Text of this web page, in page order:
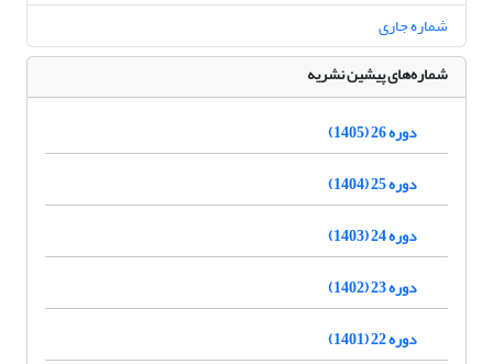
شماره جاری
شماره‌های پیشین نشریه
دوره 26 (1405)
دوره 25 (1404)
دوره 24 (1403)
دوره 23 (1402)
دوره 22 (1401)